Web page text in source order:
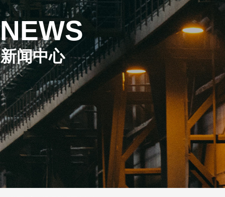
NEWS
新闻中心